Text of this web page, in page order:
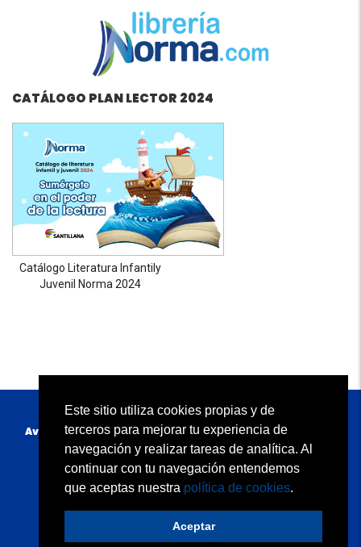
Este sitio utiliza cookies propias y de
terceros para mejorar tu experiencia de
navegación y realizar tareas de analítica. Al
continuar con tu navegación entendemos
que aceptas nuestra política de cookies.
Aceptar
CATÁLOGO PLAN LECTOR 2024
Catálogo Literatura Infantily
Juvenil Norma 2024
Av. Primavera 2160, Santiago de Surco 15023 Lima - Perú.
Santiago de Surco, Perú.
(+51 1) 6420442
norma-servicioalclientepe@edicionesnorma.com
Quiénes somos Condiciones de uso
Contacto
Política de cookies